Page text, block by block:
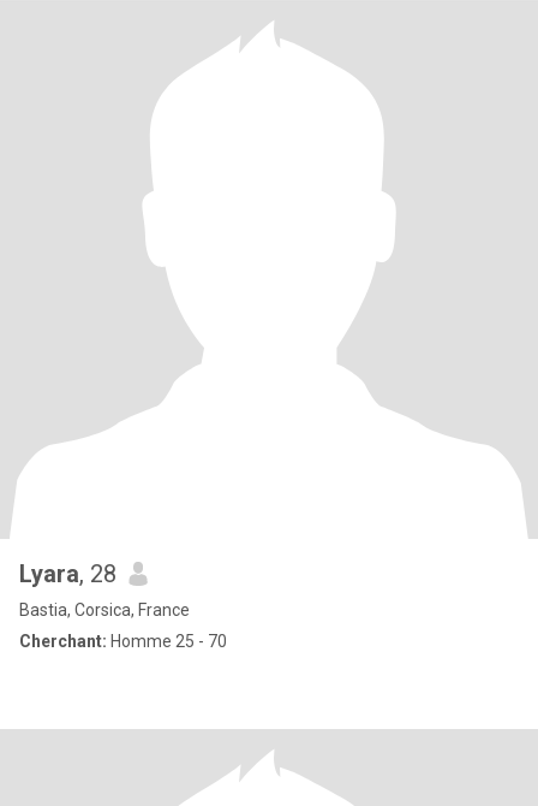
Lyara, 28
Bastia, Corsica, France
Cherchant: Homme 25 - 70